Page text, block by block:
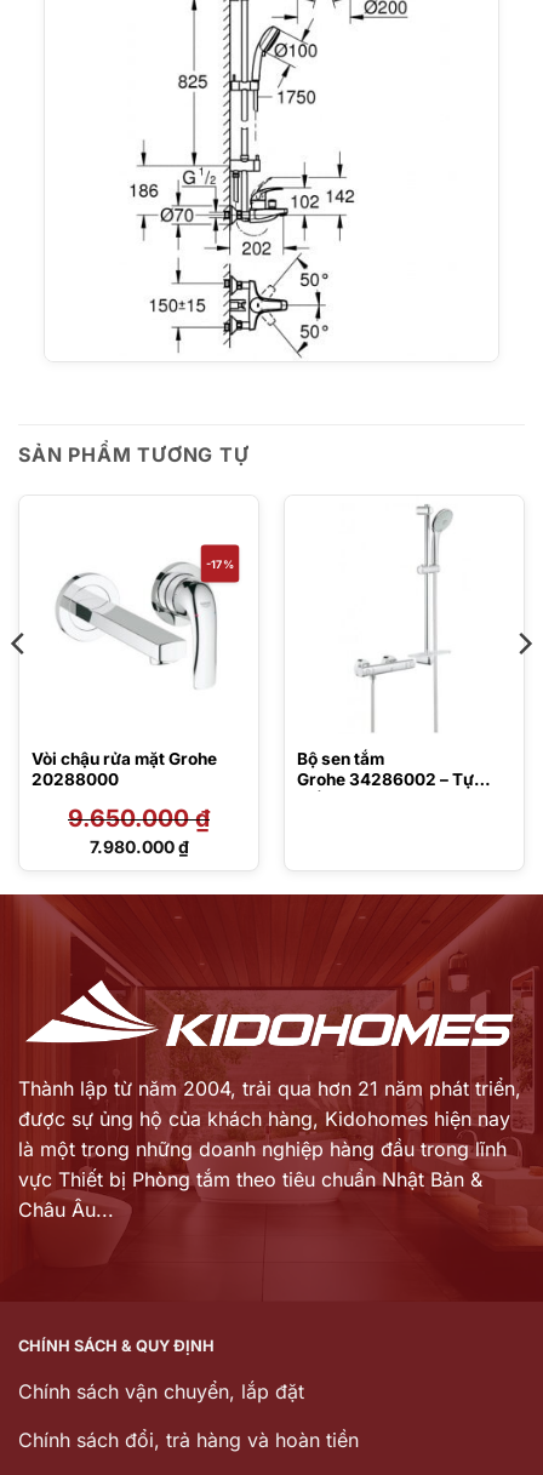
SẢN PHẨM TƯƠNG TỰ
-17%
Vòi chậu rửa mặt Grohe
20288000
9.650.000₫
Giá
7.980.000₫
Giá
Bộ sen tắm
Grohe 34286002 – Tự
Thành lập từ năm 2004, trải qua hơn 21 năm phát triển,
được sự ủng hộ của khách hàng, Kidohomes hiện nay
là một trong những doanh nghiệp hàng đầu trong lĩnh
vực Thiết bị Phòng tắm theo tiêu chuẩn Nhật Bản &
Châu Âu...
CHÍNH SÁCH & QUY ĐỊNH
Chính sách vận chuyển, lắp đặt
Chính sách đổi, trả hàng và hoàn tiền